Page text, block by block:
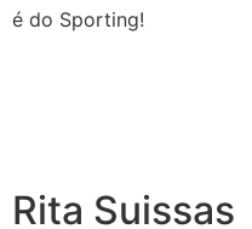
é do Sporting!
Rita Suissas